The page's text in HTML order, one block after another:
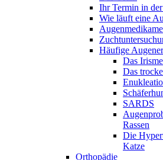
Ihr Termin in
Wie läuft eine
Häufige
Das
Das
SARDS
Rassen
Die
Katze
Orthopädie